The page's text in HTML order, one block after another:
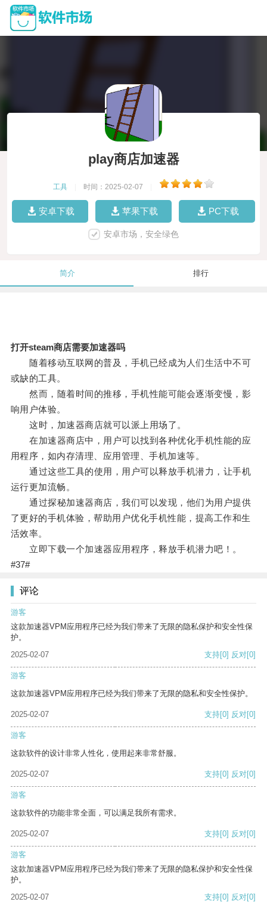
play商店加速器
工具 时间：2025-02-07
安卓下载 苹果下载 PC下载
安卓市场，安全绿色
简介 排行
打开steam商店需要加速器吗
随着移动互联网的普及，手机已经成为人们生活中不可
或缺的工具。
然而，随着时间的推移，手机性能可能会逐渐变慢，影
响用户体验。
这时，加速器商店就可以派上用场了。
在加速器商店中，用户可以找到各种优化手机性能的应
用程序，如内存清理、应用管理、手机加速等。
通过这些工具的使用，用户可以释放手机潜力，让手机
运行更加流畅。
通过探秘加速器商店，我们可以发现，他们为用户提供
了更好的手机体验，帮助用户优化手机性能，提高工作和生
活效率。
立即下载一个加速器应用程序，释放手机潜力吧！。
#37#
评论
游客
这款加速器VPM应用程序已经为我们带来了无限的隐私保护和安全性保
护。
2025-02-07
支持[0] 反对[0]
游客
这款加速器VPM应用程序已经为我们带来了无限的隐私和安全性保护。
2025-02-07 支持[0] 反对[0]
游客
这款软件的设计非常人性化，使用起来非常舒服。
2025-02-07 支持[0] 反对[0]
游客
这款软件的功能非常全面，可以满足我所有需求。
2025-02-07 支持[0] 反对[0]
游客
这款加速器VPM应用程序已经为我们带来了无限的隐私保护和安全性保
护。
2025-02-07
支持[0] 反对[0]